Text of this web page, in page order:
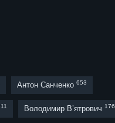
Антон Санченко 653
Володимир В’ятрович 176